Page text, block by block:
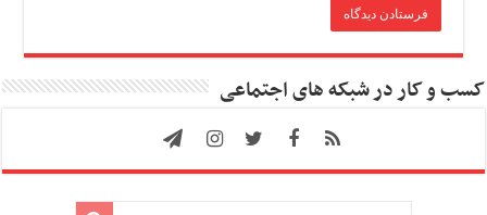
کسب و کار در شبکه های اجتماعی